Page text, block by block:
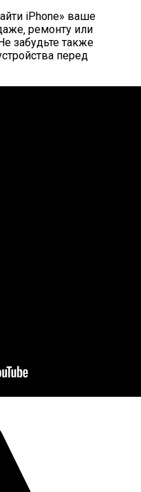
iPhone» ваше
ремонту или
забудьте также
перед